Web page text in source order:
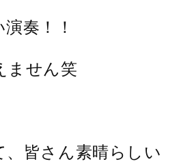
奏！！
ません笑
、皆さん素晴らしい